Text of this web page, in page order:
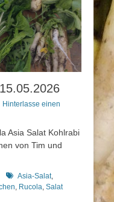
Hinterlasse einen
Asia Salat Kohlrabi
von Tim und
Schlagworte
Asia-Salat,
, Rucola, Salat